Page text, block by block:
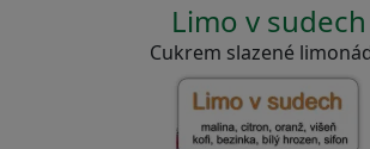
Limo v sudech
Cukrem slazené